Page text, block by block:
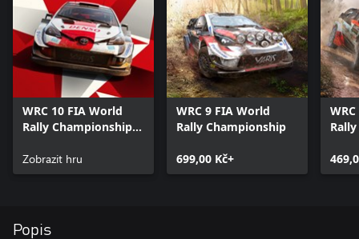
WRC 10 FIA World
Rally Championship
Zobrazit hru
WRC 9 FIA World
Rally Championship
699,00 Kč+
Popis